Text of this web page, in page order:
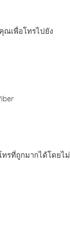
ณเพื่อโทรไปยัง
รที่ถูกมากได้โดยไม่